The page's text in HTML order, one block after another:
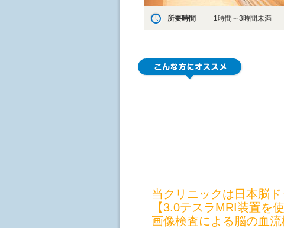
所要時間 1時間～3時間未満
当クリニックは日本脳ド
【3.0テスラMRI装置を
画像検査による脳の血